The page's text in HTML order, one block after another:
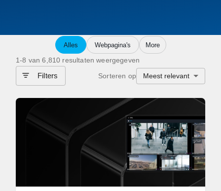
Alles Webpagina's More
1-8 van 6,810 resultaten weergegeven
Filters Sorteren op Meest relevant